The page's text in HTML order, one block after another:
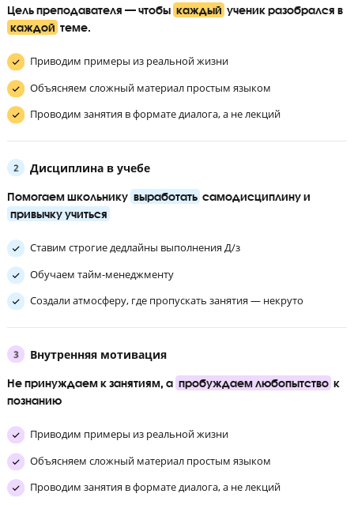
Группы до 8 человек по уровню знаний
Ученик занимается в небольшой группе, изначально
по уровню знаний, но во время обучения он может
более сильную группу.
Ученики сдают на 80+ благодаря комплексному
обучению
Глубокое понимание предмета
Цель преподавателя — чтобы
каждой теме.
Объясняем сложный материал простым языком
Проводим занятия в формате диалога, а не лекций
Дисциплина в учебе
Помогаем школьнику выработать самодисциплину и